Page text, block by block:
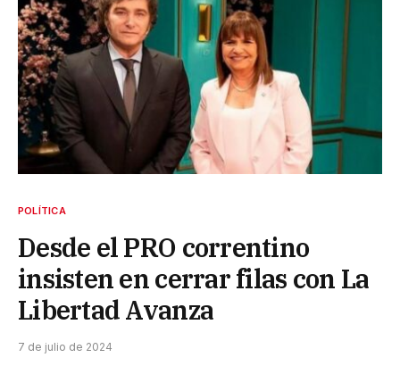
POLÍTICA
Desde el PRO correntino
insisten en cerrar filas con La
Libertad Avanza
7 de julio de 2024